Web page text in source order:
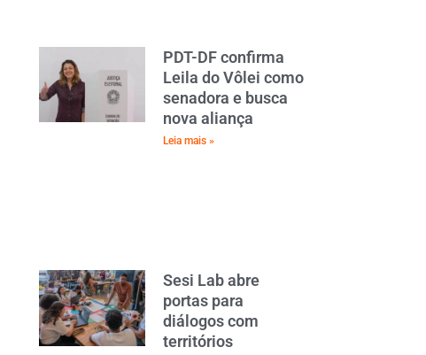
PDT-DF confirma
Leila do Vôlei como
senadora e busca
nova aliança
Leia mais »
Sesi Lab abre
portas para
diálogos com
territórios